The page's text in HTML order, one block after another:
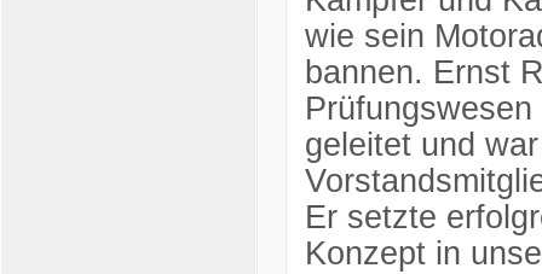
wie sein
bannen. Ernst
geleitet und
Er setzte
Konzept in